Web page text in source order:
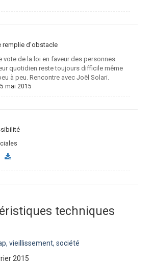
remplie d'obstacle
vote de la loi en faveur des personnes
quotidien reste toujours difficile même
à peu. Rencontre avec Joël Solari.
mai 2015
techniques
vieillissement, société
2015